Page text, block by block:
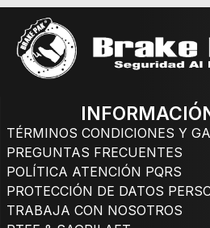
TÉRMINOS CONDICIONES Y
PREGUNTAS FRECUENTES
POLÍTICA ATENCIÓN PQRS
PROTECCIÓN DE DATOS
TRABAJA CON NOSOTROS